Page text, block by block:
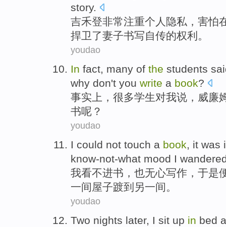
story.
吉禾登非常注重个人隐私，害怕
捍卫了妻子书写自传的权利 。
youdao
In fact, many of the students
why don't you write a book?
事实上 ， 很多学生对我说 ， 威廉
书呢？
youdao
I could not touch a book, it was
know-not-what mood I
我看不进书 ，也无心写作 ， 于是
一间屋子踱到 另一间。
youdao
Two nights later, I sit up in bed